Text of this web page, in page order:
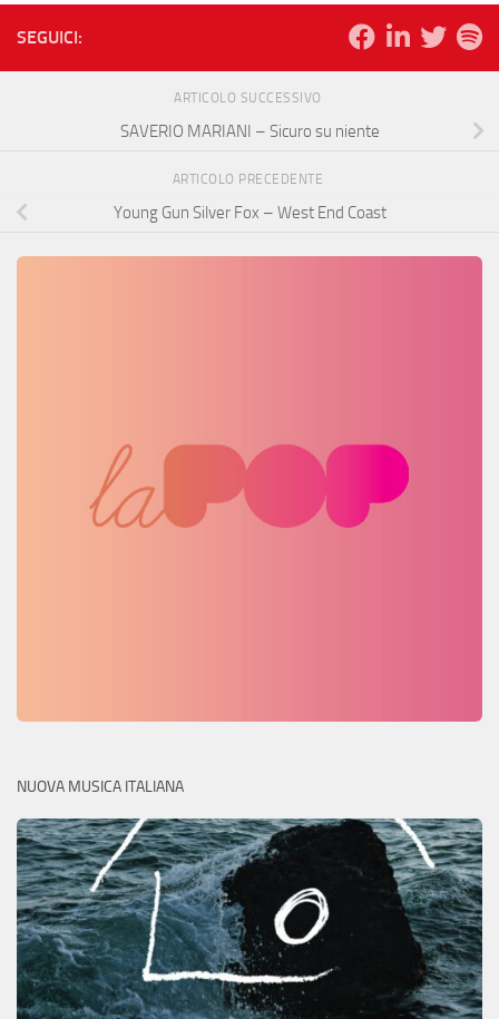
SEGUICI:
ARTICOLO SUCCESSIVO
SAVERIO MARIANI – Sicuro su niente
ARTICOLO PRECEDENTE
Young Gun Silver Fox – West End Coast
NUOVA MUSICA ITALIANA